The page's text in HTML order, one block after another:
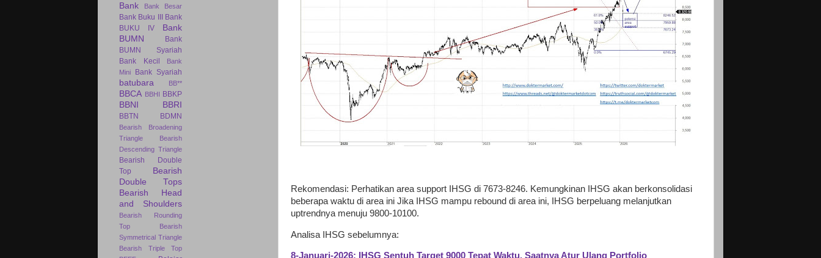
Rekomendasi: Perhatikan area support IHSG di 7673-8246. Kemungkinan IHSG akan berkonsolidasi
beberapa waktu di area ini Jika IHSG mampu rebound di area ini, IHSG berpeluang melanjutkan
uptrendnya menuju 9800-10100.
Analisa IHSG sebelumnya:
8-Januari-2026: IHSG Sentuh Target 9000 Tepat Waktu, Saatnya Atur Ulang Portfolio
Bank Bank Besar
Bank Buku III
Bank
BUKU IV
Bank
BUMN
Bank
BUMN Syariah
Bank Kecil
Bank
Mini
Bank Syariah
batubara BB**
BBCA BBHI BBKP
BBNI BBRI
BBTN BDMN
Bearish Broadening
Triangle
Bearish
Descending Triangle
Bearish Double
Top
Bearish
Double Tops
Bearish Head
and Shoulders
Bearish Rounding
Top
Bearish
Symmetrical Triangle
Bearish Triple Top